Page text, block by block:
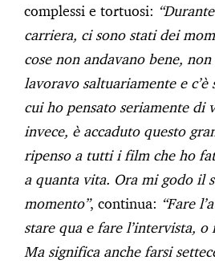
complessi e tortuosi:
carriera, ci sono stati dei
cose non andavano bene,
lavoravo saltuariamente e
cui ho pensato seriamente di
invece, è accaduto questo
ripenso a tutti i film che ho
a quanta vita. Ora mi godo il
momento”, continua: “Fare
stare qua e fare l’intervista,
Ma significa anche farsi